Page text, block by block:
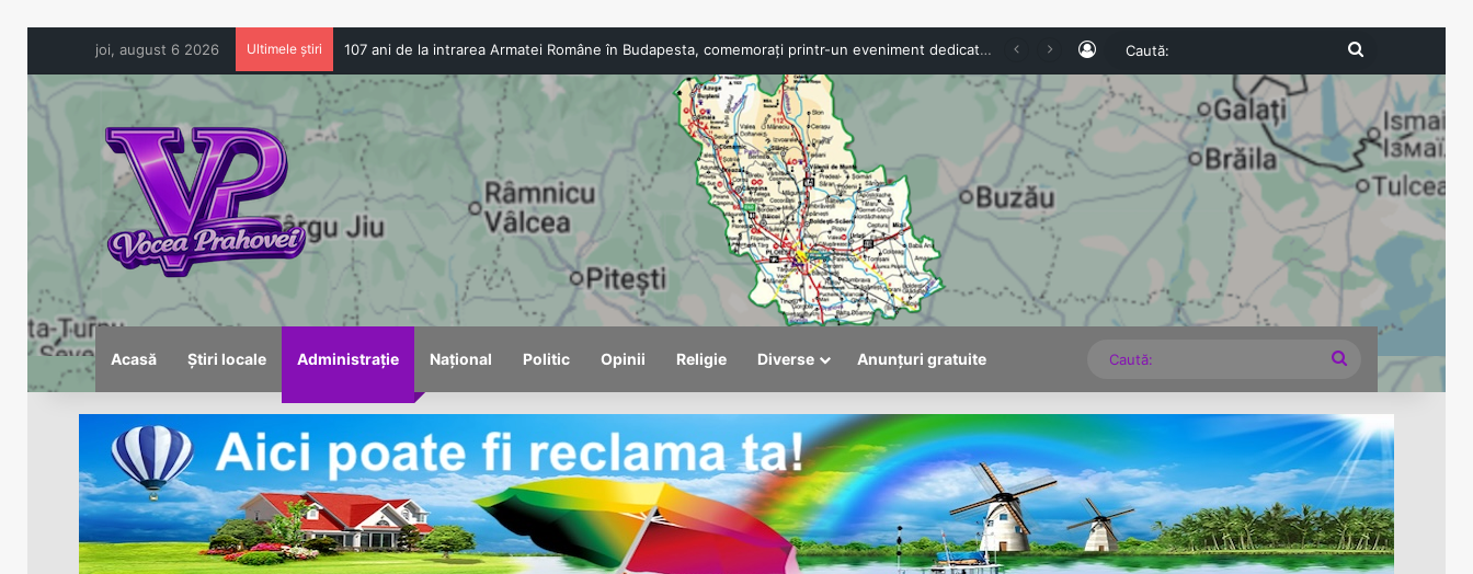
joi, august 6 2026 Ultimele știri Viceprimarul Alexandru Săraru: România are nevoie de o strategie energetică, nu de lecții despre cum să stingem lumina Log In Caută:
Acasă Știri locale Administrație Național Politic Opinii Religie Diverse Anunțuri gratuite Caută: